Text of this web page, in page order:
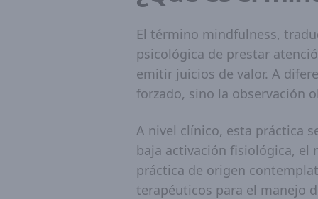
El término mindfulness,
psicológica de prestar
emitir juicios de valor. A
forzado, sino la observación
A nivel clínico, esta práctica
baja activación fisiológica,
práctica de origen
terapéuticos para el manejo